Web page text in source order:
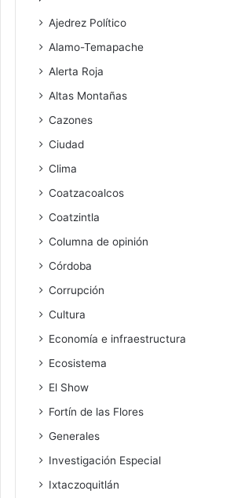
Ajedrez Político
Alamo-Temapache
Alerta Roja
Altas Montañas
Cazones
Ciudad
Clima
Coatzacoalcos
Coatzintla
Columna de opinión
Córdoba
Corrupción
Cultura
Economía e infraestructura
Ecosistema
El Show
Fortín de las Flores
Generales
Investigación Especial
Ixtaczoquitlán